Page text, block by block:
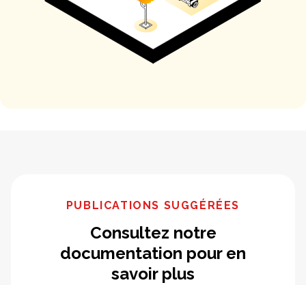
PUBLICATIONS SUGGÉRÉES
Consultez notre
documentation pour en
savoir plus